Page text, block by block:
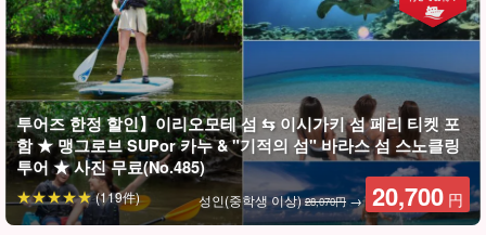
어느 쪽을 체험해볼까?
선택할 수 있는 맹그로브 SUPor 카누
투어즈 한정 할인】이리오모테 섬 ⇆ 이시가키 섬 페리 티켓 포
함 ★ 맹그로브 SUPor 카누 & "기적의 섬" 바라스 섬 스노클링
투어 ★ 사진 무료(No.485)
성인(중학생 이상)28,070円→ 20,700 円
(119件)